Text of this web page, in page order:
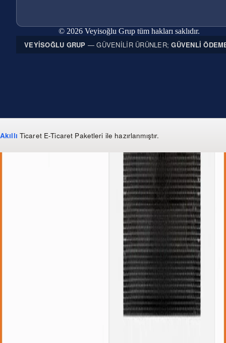
© 2026 Veyisoğlu Grup tüm hakları saklıdır.
VEYISOĞLU GRUP — GÜVENILIR ÜRÜNLER;GÜVENLI
Akıllı Ticaret E-Ticaret Paketleri ile hazırlanmıştır.